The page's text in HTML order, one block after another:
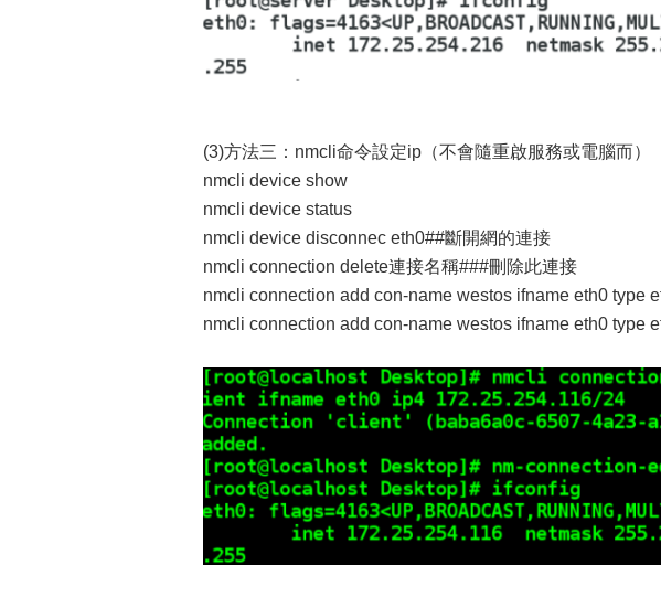
(3)方法三：nmcli命令設定ip（不會隨重啟服務或電腦而）
nmcli device show
nmcli device status
nmcli device disconnec eth0##斷開網的連接
nmcli connection delete連接名稱###刪除此連接
nmcli connection add con-name westos ifname eth0 type
nmcli connection add con-name westos ifname eth0 type